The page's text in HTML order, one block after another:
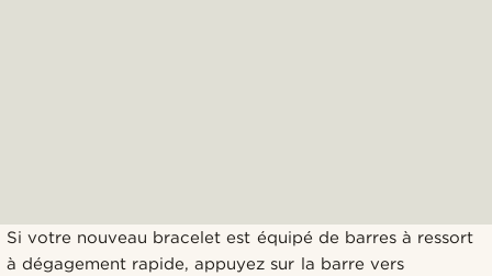
Si votre nouveau bracelet est équipé de barres à ressort
à dégagement rapide, appuyez sur la barre vers